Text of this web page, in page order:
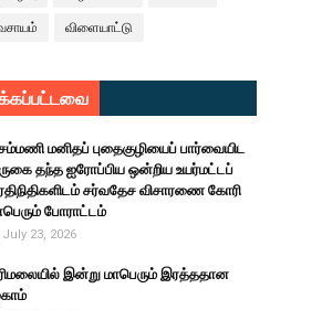
விளையாட்டு
மனிதப் புதைகுழியைப் பார்வையிட
தந்த ஐரோப்பிய ஒன்றிய உயர்மட்டப்
சர்வதேச விசாரணை கோரி
போராட்டம்
July 23, 2026
இன்று மாபெரும் இரத்ததான